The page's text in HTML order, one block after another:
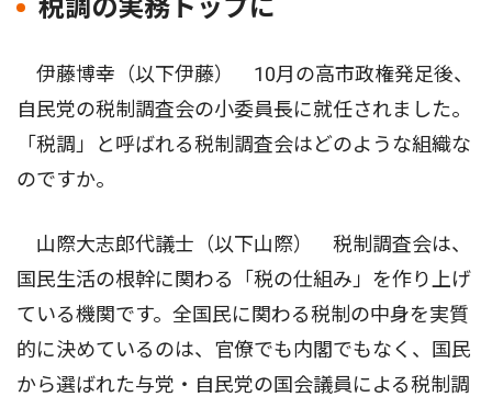
税調の実務トップに
伊藤博幸（以下伊藤） 10月の高市政権発足後、
自民党の税制調査会の小委員長に就任されました。
「税調」と呼ばれる税制調査会はどのような組織な
のですか。
山際大志郎代議士（以下山際） 税制調査会は、
国民生活の根幹に関わる「税の仕組み」を作り上げ
ている機関です。全国民に関わる税制の中身を実質
的に決めているのは、官僚でも内閣でもなく、国民
から選ばれた与党・自民党の国会議員による税制調